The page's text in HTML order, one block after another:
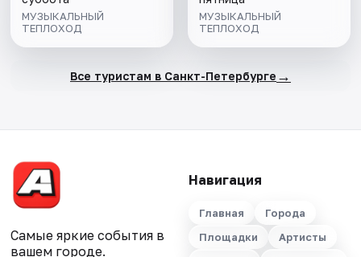
МУЗЫКАЛЬНЫЙ
ТЕПЛОХОД
МУЗЫКАЛЬНЫЙ
ТЕПЛОХОД
Все туристам в Санкт-Петербурге →
Самые яркие события в
вашем городе.
Навигация
Главная
Города
Площадки
Артисты